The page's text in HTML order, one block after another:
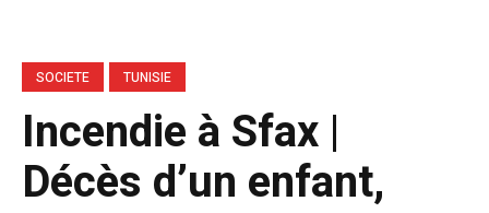
SOCIETE TUNISIE
Incendie à Sfax |
Décès d’un enfant,